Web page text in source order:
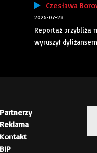
Czesława
2026-07-28
Reportaż przybliża
wyruszył
Partnerzy
Reklama
Kontakt
BIP